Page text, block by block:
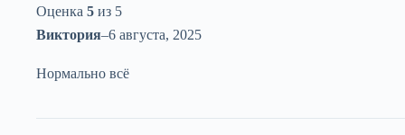
Оценка 5 из 5
Виктория–6 августа, 2025
Нормально всё